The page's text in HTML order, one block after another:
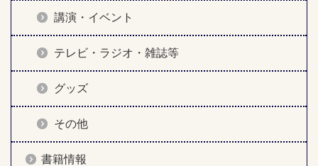
講演・イベント
テレビ・ラジオ・雑誌等
グッズ
その他
書籍情報